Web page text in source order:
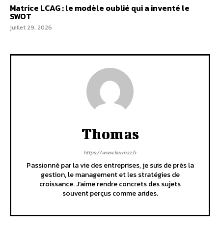
Matrice LCAG : le modèle oublié qui a inventé le
SWOT
juillet 29, 2026
Thomas
https://www.kermaz.fr
Passionné par la vie des entreprises, je suis de près la
gestion, le management et les stratégies de
croissance. J'aime rendre concrets des sujets
souvent perçus comme arides.